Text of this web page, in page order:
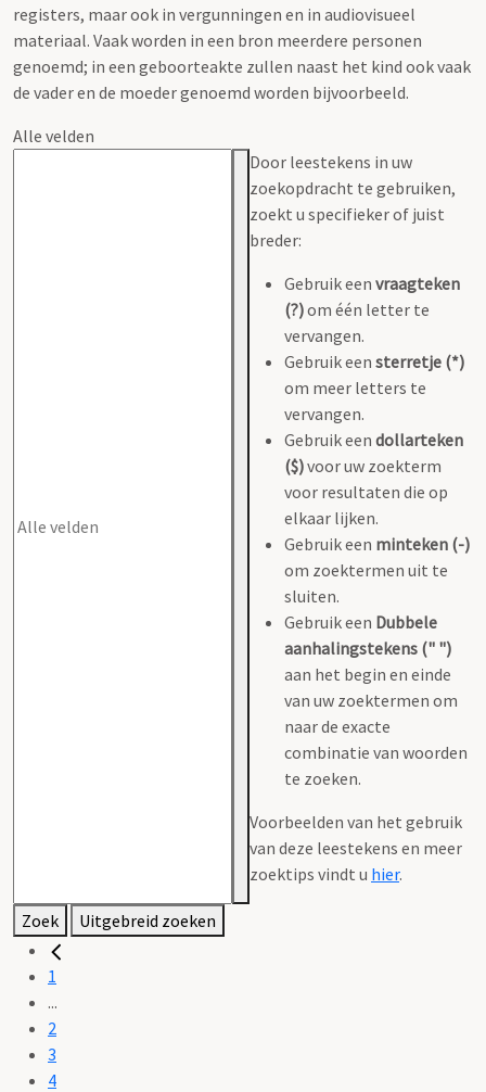
registers, maar ook in vergunningen en in audiovisueel
materiaal. Vaak worden in een bron meerdere personen
genoemd; in een geboorteakte zullen naast het kind ook vaak
de vader en de moeder genoemd worden bijvoorbeeld.
Alle velden
Door leestekens in uw
zoekopdracht te gebruiken,
zoekt u specifieker of juist
breder:
Gebruik een vraagteken
(?)om één letter te
vervangen.
Gebruik een sterretje (*)
om meer letters te
vervangen.
Gebruik een dollarteken
($)voor uw zoekterm
voor resultaten die op
elkaar lijken.
Gebruik een minteken (-)
om zoektermen uit te
sluiten.
Gebruik een Dubbele
aanhalingstekens (" ")
aan het begin en einde
van uw zoektermen om
naar de exacte
combinatie van woorden
te zoeken.
Voorbeelden van het gebruik
van deze leestekens en meer
zoektips vindt u hier.
Zoek Uitgebreid zoeken
1
...
2
3
4